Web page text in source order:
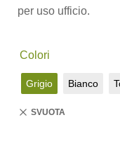
per uso ufficio.
Colori
Grigio Bianco
SVUOTA